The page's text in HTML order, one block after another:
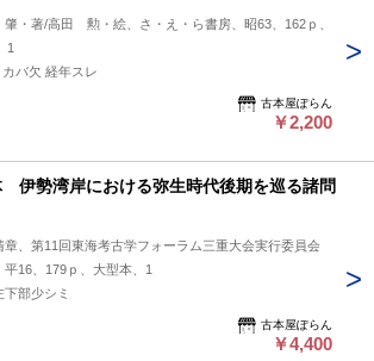
・著/高田 勲・絵、さ・え・ら書房、昭63、162ｐ、
1
バ欠 経年スレ
古本屋ぽらん
￥2,200
伊勢湾岸における弥生時代後期を巡る諸問
章、第11回東海考古学フォーラム三重大会実行委員会
平16、179ｐ、大型本、1
下部少シミ
古本屋ぽらん
￥4,400